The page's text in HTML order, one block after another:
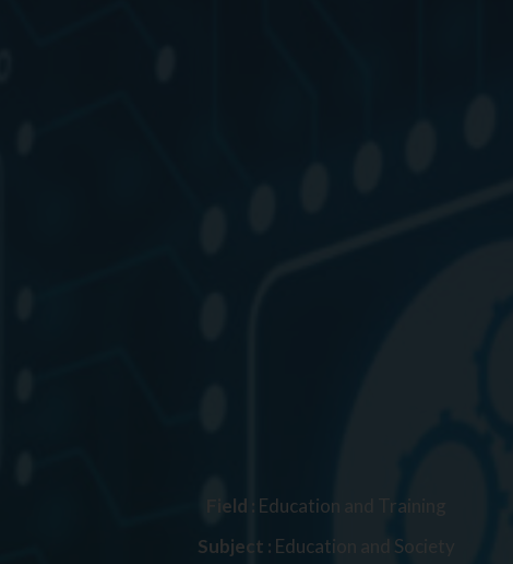
Field : Education and Training
Subject : Education and Society